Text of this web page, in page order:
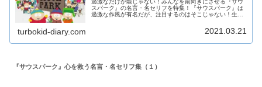
スパーク』の名言・名セリフを特集！『サウスパーク』は
過激な作風が有名だが、注目するのはそこじゃない！生き
turbokid-diary.com 2021.03.21
『サウスパーク』心を救う名言・名セリフ集（１）